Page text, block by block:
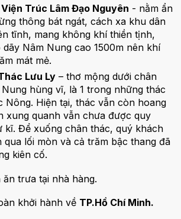
Trúc Lâm Đạo Nguyên - nằm ẩn
thông bát ngát, cách xa khu dân
tĩnh, mang không khí thiền tịnh,
Nâm Nung cao 1500m nên khí
mát mẻ.
Lưu Ly – thơ mộng dưới chân
hùng vĩ, là 1 trong những thác
Nông. Hiện tại, thác vẫn còn hoang
xung quanh vẫn chưa được quy
kĩ. Để xuống chân thác, quý khách
qua lối mòn và cả trăm bậc thang đã
kiên cố.
trưa tại nhà hàng.
khởi hành về TP.Hồ Chí Minh.